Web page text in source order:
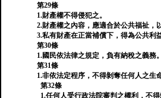
第29條
1.財產權不得侵犯之。
2.財產權之內容，應適合於公共福祉，
3.私有財產在正當補償下，得為公共利
第30條
1.國民依法律之規定，負有納稅之義務。
第31條
1.非依法定程序，不得剝奪任何人之生
第32條
1.任何人受行政法院審判之權利，不得